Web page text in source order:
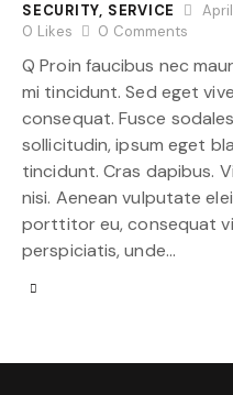
SECURITY, SERVICE
0 Likes 0 Comments
Q Proin faucibus nec
mi tincidunt. Sed eget
consequat. Fusce
sollicitudin, ipsum eget
tincidunt. Cras dapibus.
nisi. Aenean vulputate
porttitor eu, consequat
perspiciatis, unde…